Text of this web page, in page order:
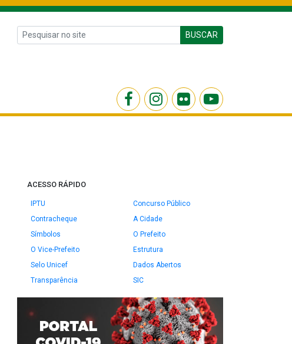
BUSCAR
ACESSO RÁPIDO
IPTU
Concurso Público
Contracheque
A Cidade
Símbolos
O Prefeito
O Vice-Prefeito
Estrutura
Selo Unicef
Dados Abertos
Transparência
SIC